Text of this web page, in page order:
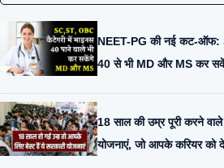
NEET-PG की नई कट-ऑफ:
40 से भी MD और MS कर
18 साल की उम्र पूरी करने
योजनाएं, जो आपके करियर को